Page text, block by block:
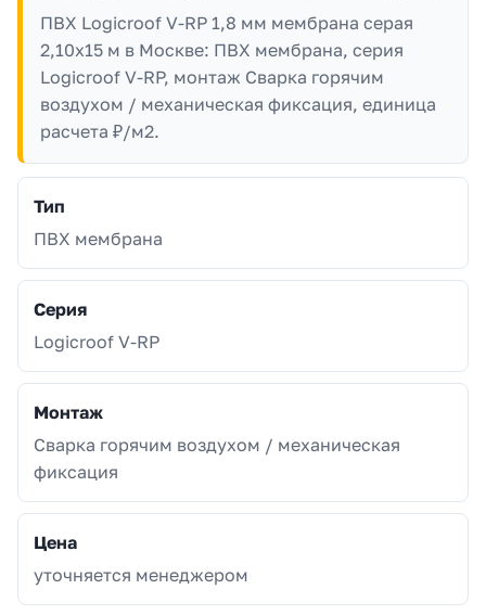
ПВХ Logicroof V-RP 1,8 мм мембрана серая
2,10x15 м в Москве: ПВХ мембрана, серия
Logicroof V-RP, монтаж Сварка горячим
воздухом / механическая фиксация, единица
расчета ₽/м2.
Тип
ПВХ мембрана
Серия
Logicroof V-RP
Монтаж
Сварка горячим воздухом / механическая
фиксация
Цена
уточняется менеджером